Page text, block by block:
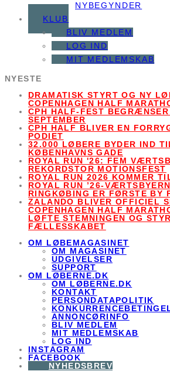
NYBEGYNDER
KLUB
BLIV MEDLEM
LOG IND
MIT MEDLEMSKAB
NYESTE
DRAMATISK STYRT OG NY
COPENHAGEN HALF
CPH HALF-FEST
SEPTEMBER
CPH HALF BLIVER EN
PODIET
32.000 LØBERE BYDER IND
KØBENHAVNS GADE
ROYAL RUN '26: FEM
REKORDSTOR MOTIONSFEST
ROYAL RUN 2026 KOMMER
ROYAL RUN ’26-
RINGKØBING ER FØRSTE BY
ZALANDO BLIVER OFFICIEL
COPENHAGEN HALF
LØFTE STEMNINGEN OG
FÆLLESSKABET
OM LØBEMAGASINET
OM MAGASINET
UDGIVELSER
SUPPORT
OM LØBERNE.DK
OM LØBERNE.DK
KONTAKT
PERSONDATAPOLITIK
ANNONCØRINFO
BLIV MEDLEM
MIT MEDLEMSKAB
LOG IND
INSTAGRAM
FACEBOOK
NYHEDSBREV